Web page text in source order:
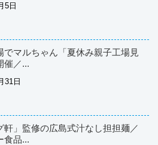
5日
でマルちゃん「夏休み親子工場見
催／...
31日
軒」監修の広島式汁なし担担麺／
食品...